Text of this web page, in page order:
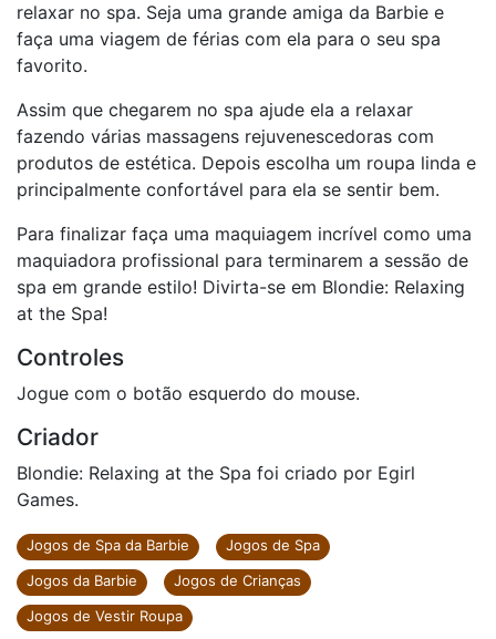
relaxar no spa. Seja uma grande amiga da Barbie e
faça uma viagem de férias com ela para o seu spa
favorito.
Assim que chegarem no spa ajude ela a relaxar
fazendo várias massagens rejuvenescedoras com
produtos de estética. Depois escolha um roupa linda e
principalmente confortável para ela se sentir bem.
Para finalizar faça uma maquiagem incrível como uma
maquiadora profissional para terminarem a sessão de
spa em grande estilo! Divirta-se em Blondie: Relaxing
at the Spa!
Controles
Jogue com o botão esquerdo do mouse.
Criador
Blondie: Relaxing at the Spa foi criado por Egirl
Games.
Jogos de Spa da Barbie
Jogos de Spa
Jogos da Barbie
Jogos de Crianças
Jogos de Vestir Roupa